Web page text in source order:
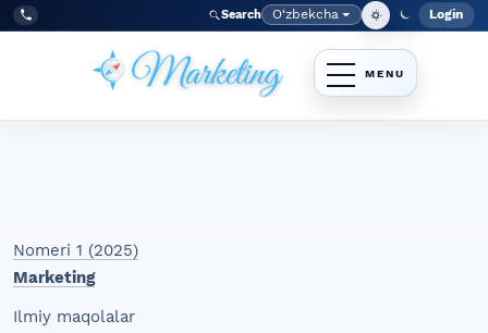
Skip to main navigation menu
Skip to main content
Skip to site footer
Tel:
+998977838464 Search Language
O‘zbekcha Login
Nomeri 1 (2025)
Marketing
Ilmiy maqolalar